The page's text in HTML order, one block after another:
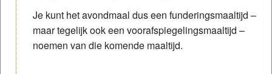
Je kunt het avondmaal dus een funderings­maaltijd –
maar tegelijk ook een voorafspiegelings­maaltijd –
noemen van die komende maaltijd.